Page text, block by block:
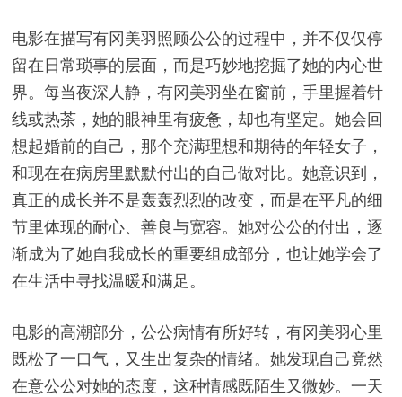
电影在描写有冈美羽照顾公公的过程中，并不仅仅停
留在日常琐事的层面，而是巧妙地挖掘了她的内心世
界。每当夜深人静，有冈美羽坐在窗前，手里握着针
线或热茶，她的眼神里有疲惫，却也有坚定。她会回
想起婚前的自己，那个充满理想和期待的年轻女子，
和现在在病房里默默付出的自己做对比。她意识到，
真正的成长并不是轰轰烈烈的改变，而是在平凡的细
节里体现的耐心、善良与宽容。她对公公的付出，逐
渐成为了她自我成长的重要组成部分，也让她学会了
在生活中寻找温暖和满足。
电影的高潮部分，公公病情有所好转，有冈美羽心里
既松了一口气，又生出复杂的情绪。她发现自己竟然
在意公公对她的态度，这种情感既陌生又微妙。一天